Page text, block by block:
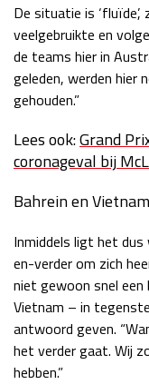
Race
De situatie is
veelgebruikte en
de teams hier in
geleden, werden hier
gehouden.”
Lees ook:Grand
coronageval bij
Bahrein en Vietnam
Inmiddels ligt het dus
en-verder om zich
niet gewoon snel een
Vietnam – in
antwoord geven.
het verder gaat. Wij
hebben.”